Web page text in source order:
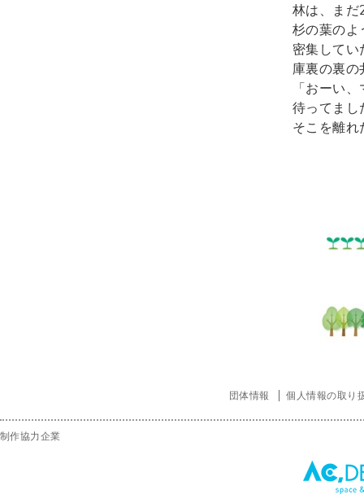
林は、まだ
杉の葉のよ
密集してい
庫裏の裏
「おーい
待ってまし
そこを離れ
団体情報 個人情報の取り
制作協力企業